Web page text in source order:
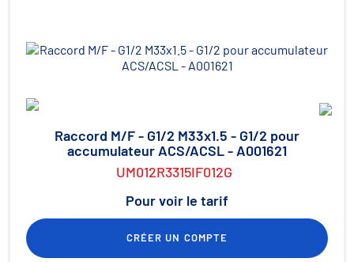
Raccord M/F - G1/2 M33x1.5 - G1/2 pour
accumulateur ACS/ACSL - A001621
UM012R3315IF012G
Pour voir le tarif
CRÉER UN COMPTE